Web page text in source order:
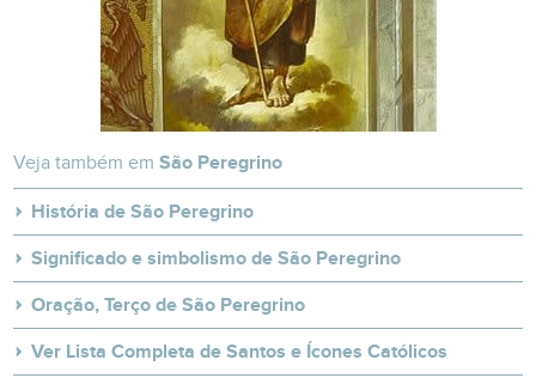
Veja também emSão Peregrino
História de São Peregrino
Significado e simbolismo de São Peregrino
Oração, Terço de São Peregrino
Ver Lista Completa de Santos e Ícones Católicos